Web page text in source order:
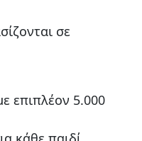
σε
επιπλέον 5.000